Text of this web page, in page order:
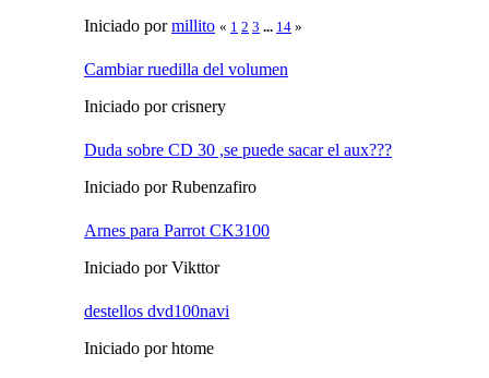
Iniciado pormillito « 1 2 3 ... 14 »
Cambiar ruedilla del volumen
Iniciado por crisnery
Duda sobre CD 30 ,se puede sacar el aux???
Iniciado por Rubenzafiro
Arnes para Parrot CK3100
Iniciado por Vikttor
destellos dvd100navi
Iniciado por htome